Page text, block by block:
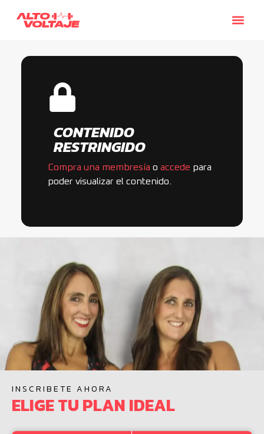
CONTENIDO
RESTRINGIDO
Compra una membresía o accede para
poder visualizar el contenido.
INSCRIBETE AHORA
ELIGE TU PLAN IDEAL